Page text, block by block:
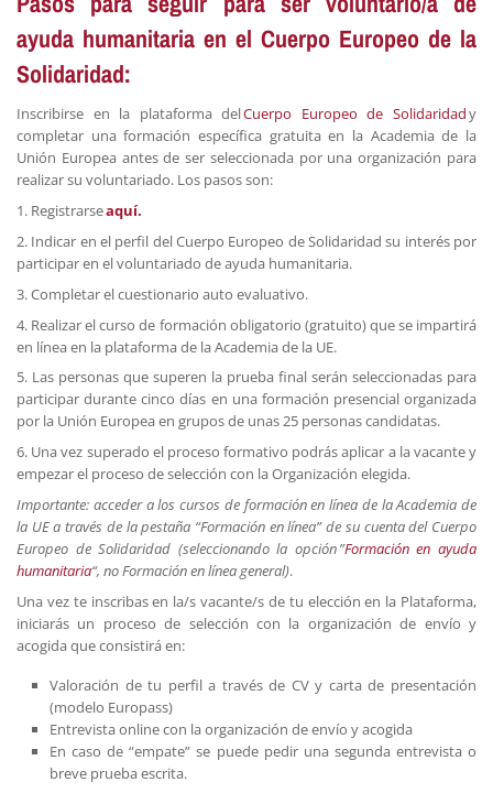
ayuda humanitaria en el Cuerpo Europeo de la
Solidaridad:
Inscribirse en la plataforma delCuerpo Europeo de Solidaridady
completar una formación específica gratuita en la Academia de la
Unión Europea antes de ser seleccionada por una organización para
realizar su voluntariado. Los pasos son:
1. Registrarseaquí.
2. Indicar en el perfil del Cuerpo Europeo de Solidaridad su interés por
participar en el voluntariado de ayuda humanitaria.
3. Completar el cuestionario auto evaluativo.
4. Realizar el curso de formación obligatorio (gratuito) que se impartirá
en línea en la plataforma de la Academia de la UE.
5. Las personas que superen la prueba final serán seleccionadas para
participar durante cinco días en una formación presencial organizada
por la Unión Europea en grupos de unas 25 personas candidatas.
6. Una vez superado el proceso formativo podrás aplicar a la vacante y
empezar el proceso de selección con la Organización elegida.
Importante: acceder a los cursos de formación en línea de la Academia de
la UE a través de la pestaña “Formación en línea” de su cuenta del Cuerpo
Europeo de Solidaridad (seleccionando la opción ”Formación en ayuda
humanitaria“, no Formación en línea general).
Una vez te inscribas en la/s vacante/s de tu elección en la Plataforma,
iniciarás un proceso de selección con la organización de envío y
acogida que consistirá en:
Valoración de tu perfil a través de CV y carta de presentación
(modelo Europass)
Entrevista online con la organización de envío y acogida
En caso de “empate” se puede pedir una segunda entrevista o
breve prueba escrita.